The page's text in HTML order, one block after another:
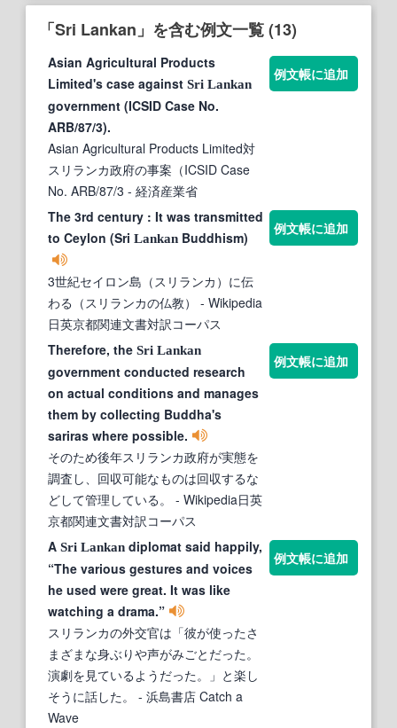
「Sri Lankan」を含む例文一覧 (13)
Asian Agricultural Products
Limited's case against Sri Lankan
government (ICSID Case No.
ARB/87/3).
Asian Agricultural Products Limited対
スリランカ政府の事案（ICSID Case
No. ARB/87/3 - 経済産業省
例文帳に追加
The 3rd century : It was transmitted
to Ceylon (Sri Lankan Buddhism)
3世紀セイロン島（スリランカ）に伝
わる（スリランカの仏教）
- Wikipedia
日英京都関連文書対訳コーパス
例文帳に追加
Therefore, the Sri Lankan
government conducted research
on actual conditions and manages
them by collecting Buddha's
sariras where possible.
そのため後年スリランカ政府が実態を
調査し、回収可能なものは回収するな
どして管理している。
- Wikipedia日英
京都関連文書対訳コーパス
例文帳に追加
A Sri Lankan diplomat said happily,
“The various gestures and voices
he used were great. It was like
watching a drama.”
スリランカの外交官は「彼が使ったさ
まざまな身ぶりや声がみごとだった。
演劇を見ているようだった。」と楽し
そうに話した。
- 浜島書店 Catch a
Wave
例文帳に追加